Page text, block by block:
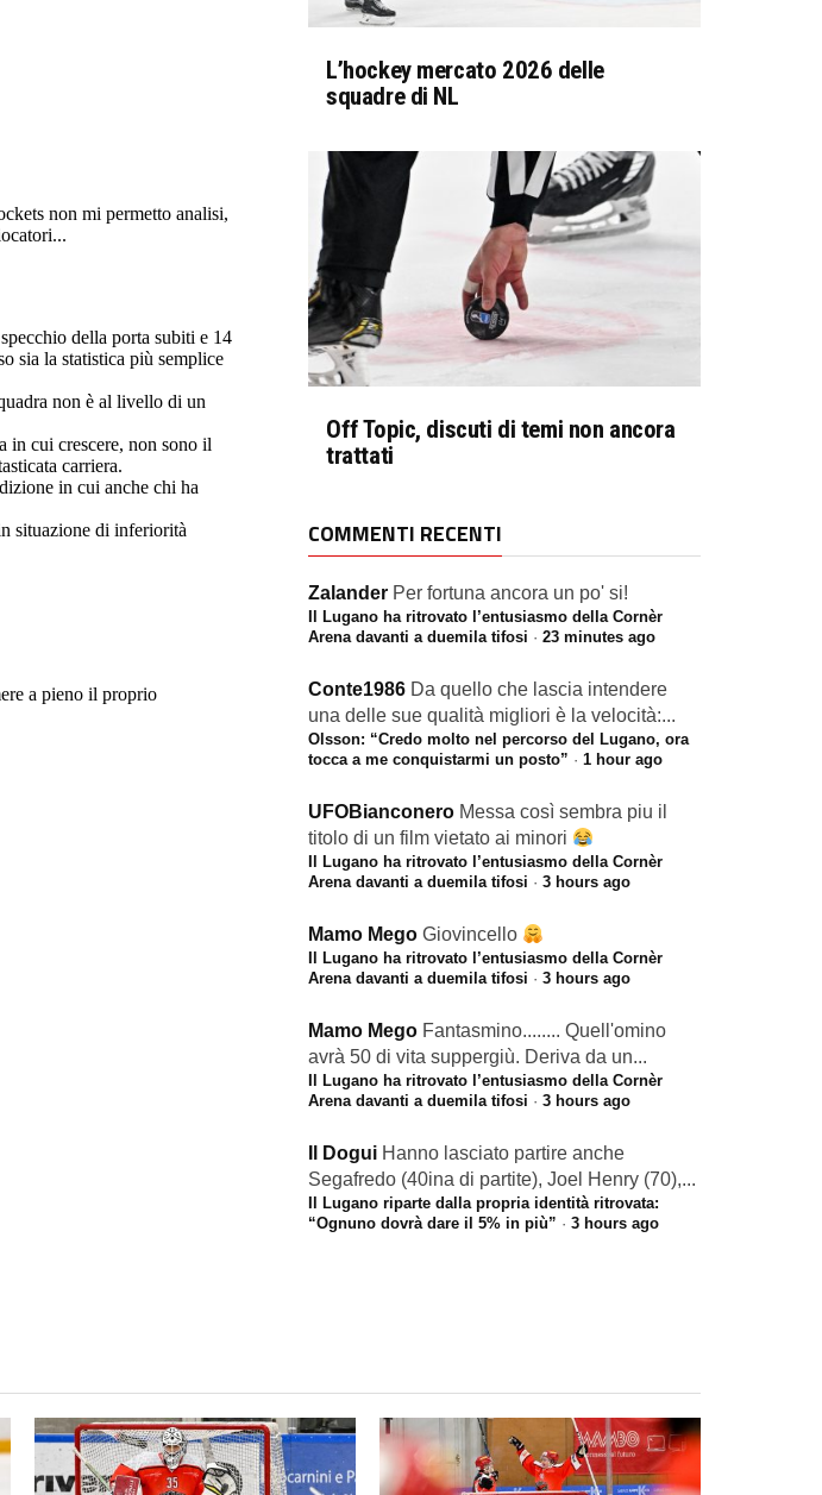
L’hockey mercato 2026 delle
squadre di NL
Off Topic, discuti di temi non ancora
trattati
COMMENTI RECENTI
Zalander Per fortuna ancora un po' si!
Il Lugano ha ritrovato l’entusiasmo della Cornèr
Arena davanti a duemila tifosi · 23 minutes ago
Conte1986 Da quello che lascia intendere
una delle sue qualità migliori è la velocità:...
Olsson: “Credo molto nel percorso del Lugano, ora
tocca a me conquistarmi un posto” · 1 hour ago
UFOBianconero Messa così sembra piu il
titolo di un film vietato ai minori
Il Lugano ha ritrovato l’entusiasmo della Cornèr
Arena davanti a duemila tifosi · 3 hours ago
Mamo Mego Giovincello
Il Lugano ha ritrovato l’entusiasmo della Cornèr
Arena davanti a duemila tifosi · 3 hours ago
Mamo Mego Fantasmino........ Quell'omino
avrà 50 di vita suppergiù. Deriva da un...
Il Lugano ha ritrovato l’entusiasmo della Cornèr
Arena davanti a duemila tifosi · 3 hours ago
Il Dogui Hanno lasciato partire anche
Segafredo (40ina di partite), Joel Henry (70),...
Il Lugano riparte dalla propria identità ritrovata:
“Ognuno dovrà dare il 5% in più” · 3 hours ago